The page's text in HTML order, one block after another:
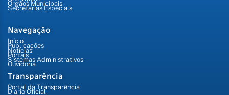
Órgãos Municipais
Secretarias Especiais
Navegação
Início
Publicações
Notícias
Portais
Sistemas Administrativos
Ouvidoria
Transparência
Portal da Transparência
Diário Oficial